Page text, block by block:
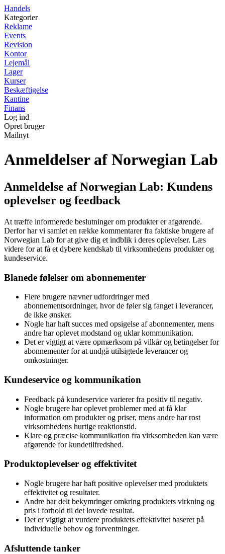
Handels
Kategorier
Reklame
Events
Revision
Kontor
Lejemål
Lager
Kurser
Beskæftigelse
Kantine
Finans
Log ind
Opret bruger
Mailnyt
Anmeldelser af Norwegian Lab
Anmeldelse af Norwegian Lab: Kundens
oplevelser og feedback
At træffe informerede beslutninger om produkter er afgørende.
Derfor har vi samlet en række kommentarer fra faktiske brugere af
Norwegian Lab for at give dig et indblik i deres oplevelser. Læs
videre for at få et dybere kendskab til virksomhedens produkter og
kundeservice.
Blanede følelser om abonnementer
Flere brugere nævner udfordringer med
abonnementsordninger, hvor de føler sig fanget i leverancer,
de ikke ønsker.
Nogle har haft succes med opsigelse af abonnementer, mens
andre har oplevet modstand og uklar kommunikation.
Det er vigtigt at være opmærksom på vilkår og betingelser for
abonnementer for at undgå utilsigtede leverancer og
omkostninger.
Kundeservice og kommunikation
Feedback på kundeservice varierer fra positiv til negativ.
Nogle brugere har oplevet problemer med at få klar
information om produkter og priser, mens andre har rost
virksomhedens hurtige reaktionstid.
Klare og præcise kommunikation fra virksomheden kan være
afgørende for kundetilfredshed.
Produktoplevelser og effektivitet
Nogle brugere har haft positive oplevelser med produktets
effektivitet og resultater.
Andre har delt bekymringer omkring produktets virkning og
pris i forhold til det lovede resultat.
Det er vigtigt at vurdere produktets effektivitet baseret på
individuelle behov og forventninger.
Afsluttende tanker